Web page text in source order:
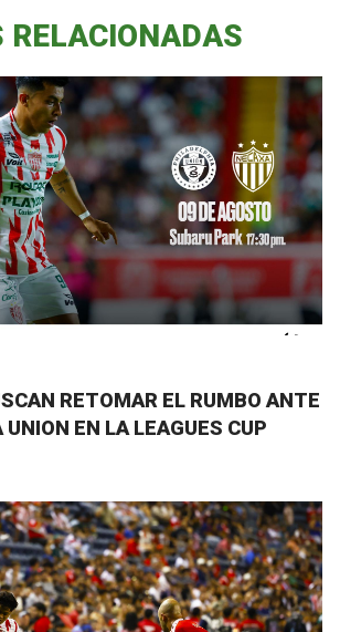
RELACIONADAS
RETOMAR EL RUMBO ANTE
EN LA LEAGUES CUP